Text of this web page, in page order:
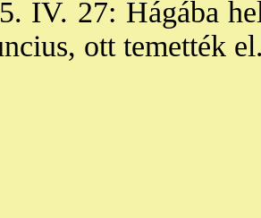
IV. 27: Hágába
ott temették